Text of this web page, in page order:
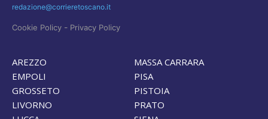
redazione@corrieretoscano.it
Cookie Policy - Privacy Policy
AREZZO
EMPOLI
GROSSETO
LIVORNO
MASSA CARRARA
PISA
PISTOIA
PRATO